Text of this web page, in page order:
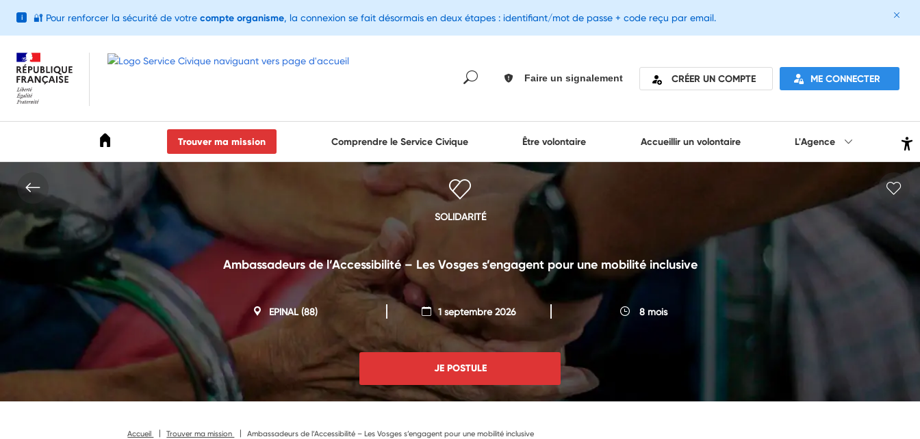
Faire un signalement CRÉER UN COMPTE ME CONNECTER
Trouver ma mission Comprendre le Service Civique Être volontaire Accueillir un volontaire L'Agence
SOLIDARITÉ
Ambassadeurs de l’Accessibilité – Les Vosges s’engagent pour une mobilité inclusive
EPINAL (88) 1 septembre 2026 8 mois
JE POSTULE
Accueil Trouver ma mission Ambassadeurs de l’Accessibilité – Les Vosges s’engagent pour une mobilité inclusive
i 🔐 Pour renforcer la sécurité de votre compte organisme, la connexion se fait désormais en deux étapes : identifiant/mot de passe + code reçu par email.